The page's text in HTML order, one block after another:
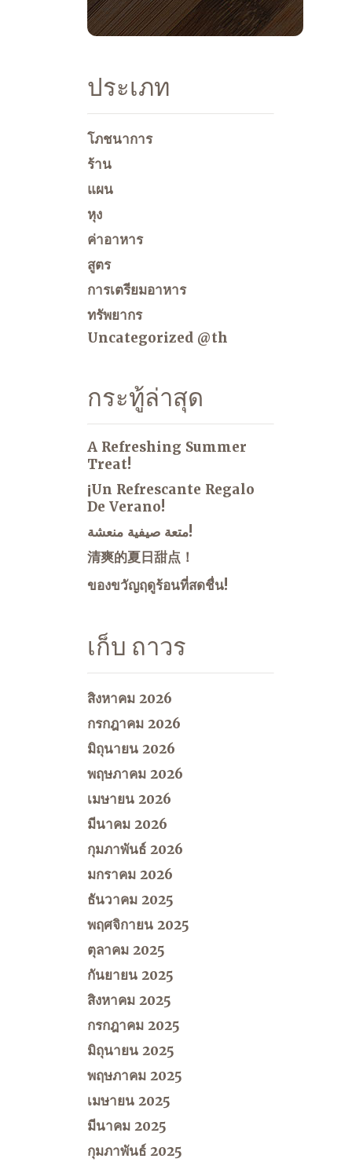
ประเภท
โภชนาการ
ร้าน
แผน
หุง
ค่าอาหาร
สูตร
การเตรียมอาหาร
ทรัพยากร
Uncategorized @th
กระทู้ล่าสุด
A Refreshing Summer
Treat!
¡Un Refrescante Regalo
De Verano!
متعة صيفية منعشة!
清爽的夏日甜点！
ของขวัญฤดูร้อนที่สดชื่น!
เก็บ ถาวร
สิงหาคม 2026
กรกฎาคม 2026
มิถุนายน 2026
พฤษภาคม 2026
เมษายน 2026
มีนาคม 2026
กุมภาพันธ์ 2026
มกราคม 2026
ธันวาคม 2025
พฤศจิกายน 2025
ตุลาคม 2025
กันยายน 2025
สิงหาคม 2025
กรกฎาคม 2025
มิถุนายน 2025
พฤษภาคม 2025
เมษายน 2025
มีนาคม 2025
กุมภาพันธ์ 2025